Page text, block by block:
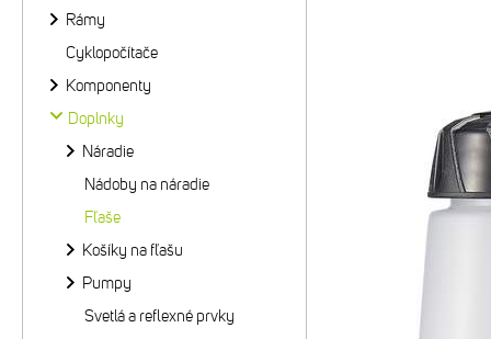
Rámy
Cyklopočítače
Komponenty
Doplnky
Náradie
Nádoby na náradie
Fľaše
Košíky na fľašu
Pumpy
Svetlá a reflexné prvky